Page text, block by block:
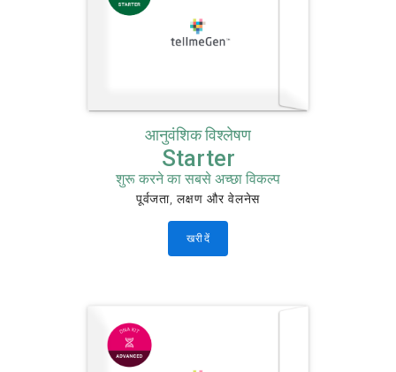
आनुवंशिक विश्लेषण
Starter
शुरू करने का सबसे अच्छा विकल्प
पूर्वजता, लक्षण और वेलनेस
खरीदें